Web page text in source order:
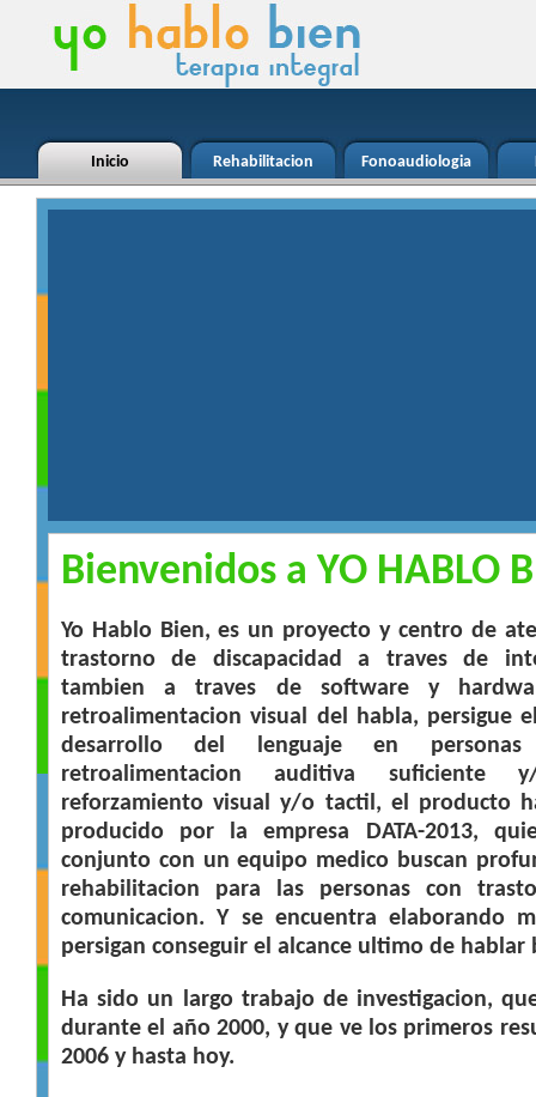
Inicio Rehabilitacion Fonoaudiologia
Bienvenidos a YO HABLO
Yo Hablo Bien, es un proyecto y centro de
trastorno de discapacidad a traves de
tambien a traves de software y
retroalimentacion visual del habla, persigue
desarrollo del lenguaje en
retroalimentacion auditiva suficiente
reforzamiento visual y/o tactil, el producto
producido por la empresa DATA-2013,
conjunto con un equipo medico buscan
rehabilitacion para las personas con
comunicacion. Y se encuentra elaborando
persigan conseguir el alcance ultimo de hablar
Ha sido un largo trabajo de investigacion,
durante el año 2000, y que ve los primeros
2006 y hasta hoy.